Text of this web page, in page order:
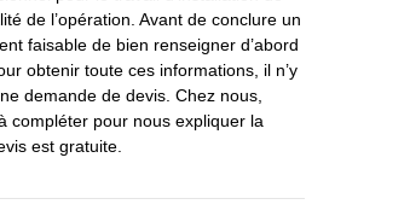
de l’opération. Avant de conclure un
faisable de bien renseigner d’abord
obtenir toute ces informations, il n’y
demande de devis. Chez nous,
compléter pour nous expliquer la
est gratuite.